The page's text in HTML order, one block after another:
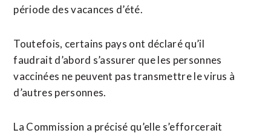
période des vacances d’été.
Toutefois, certains pays ont déclaré qu’il
faudrait d’abord s’assurer que les personnes
vaccinées ne peuvent pas transmettre le virus à
d’autres personnes.
La Commission a précisé qu’elle s’efforcerait